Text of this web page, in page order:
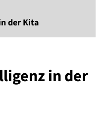
der Kita
in der